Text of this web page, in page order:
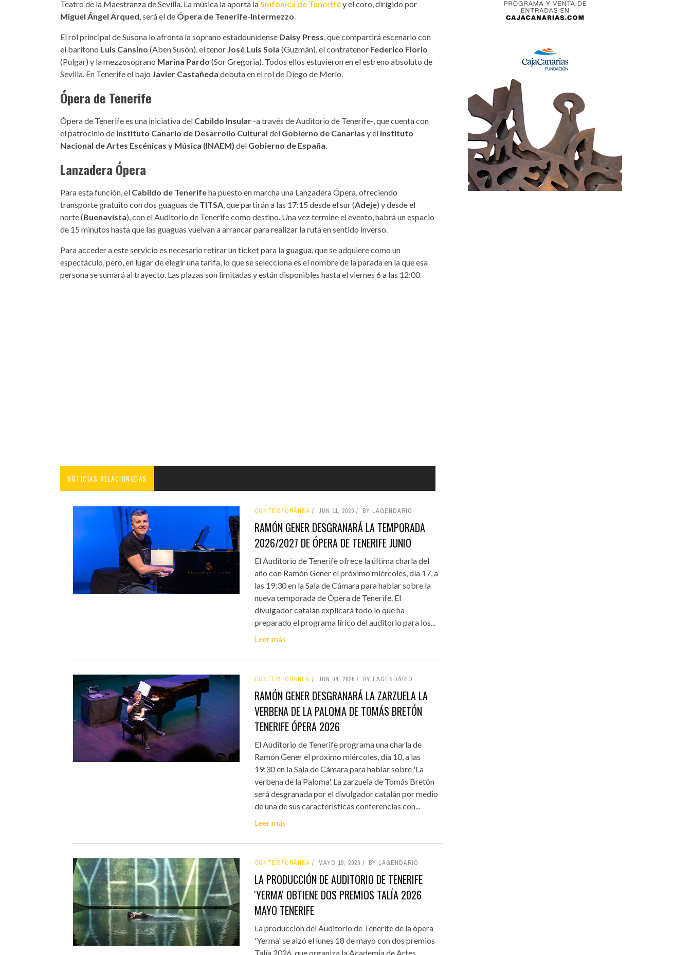
Teatro de la Maestranza de Sevilla. La música la aporta la Sinfónica de Tenerifey el coro, dirigido por
Miguel Ángel Arqued , será el de Ópera de Tenerife-Intermezzo
El rol principal de Susona lo afronta la soprano estadounidense Daisy Press , que compartirá escenario con
el barítono Luis Cansino (Aben Susón), el tenor José Luis Sola (Guzmán), el contratenor Federico Florio
(Pulgar) y la mezzosoprano Marina Pardo (Sor Gregoria). Todos ellos estuvieron en el estreno absoluto de
Sevilla. En Tenerife el bajo Javier Castañeda debuta en el rol de Diego de Merlo.
Ópera de Tenerife
Ópera de Tenerife es una iniciativa del Cabildo Insular -a través de Auditorio de Tenerife-, que cuenta con
el patrocinio de Instituto Canario de Desarrollo Cultural del Gobierno de Canarias y el Instituto
Nacional de Artes Escénicas y Música (INAEM) del Gobierno de España
Lanzadera Ópera
Para esta función, el Cabildo de Tenerifeha puesto en marcha una Lanzadera Ópera, ofreciendo
transporte gratuito con dos guaguas de TITSA , que partirán a las 17:15 desde el sur (Adeje) y desde el
norte (Buenavista), con el Auditorio de Tenerife como destino. Una vez termine el evento, habrá un espacio
de 15 minutos hasta que las guaguas vuelvan a arrancar para realizar la ruta en sentido inverso.
Para acceder a este servicio es necesario retirar un ticket para la guagua, que se adquiere como un
espectáculo, pero, en lugar de elegir una tarifa, lo que se selecciona es el nombre de la parada en la que esa
persona se sumará al trayecto. Las plazas son limitadas y están disponibles hasta el viernes 6 a las 12:00.
NOTICIAS RELACIONADAS
CONTEMPORÁNEA JUN 11, 2026 BY LAGENDARIO
RAMÓN GENER DESGRANARÁ LA TEMPORADA
2026/2027 DE ÓPERA DE TENERIFE JUNIO
El Auditorio de Tenerife ofrece la última charla del
año con Ramón Gener el próximo miércoles, día 17, a
las 19:30 en la Sala de Cámara para hablar sobre la
nueva temporada de Ópera de Tenerife. El
divulgador catalán explicará todo lo que ha
preparado el programa lírico del auditorio para los...
Leer más
CONTEMPORÁNEA JUN 04, 2026 BY LAGENDARIO
RAMÓN GENER DESGRANARÁ LA ZARZUELA LA
VERBENA DE LA PALOMA DE TOMÁS BRETÓN
TENERIFE ÓPERA 2026
El Auditorio de Tenerife programa una charla de
Ramón Gener el próximo miércoles, día 10, a las
19:30 en la Sala de Cámara para hablar sobre 'La
verbena de la Paloma'. La zarzuela de Tomás Bretón
será desgranada por el divulgador catalán por medio
de una de sus características conferencias con...
Leer más
CONTEMPORÁNEA MAYO 19, 2026 BY LAGENDARIO
LA PRODUCCIÓN DE AUDITORIO DE TENERIFE
'YERMA' OBTIENE DOS PREMIOS TALÍA 2026
MAYO TENERIFE
La producción del Auditorio de Tenerife de la ópera
'Yerma' se alzó el lunes 18 de mayo con dos premios
Talía 2026, que organiza la Academia de Artes